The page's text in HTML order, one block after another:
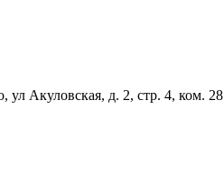
Акуловская, д. 2, стр. 4, ком. 28